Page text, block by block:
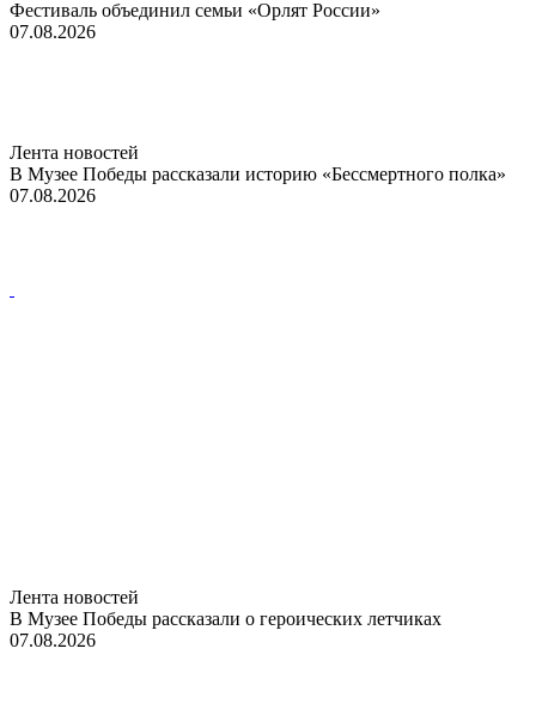
Фестиваль объединил семьи «Орлят России»
07.08.2026
Лента новостей
В Музее Победы рассказали историю «Бессмертного полка»
07.08.2026
Лента новостей
В Музее Победы рассказали о героических летчиках
07.08.2026